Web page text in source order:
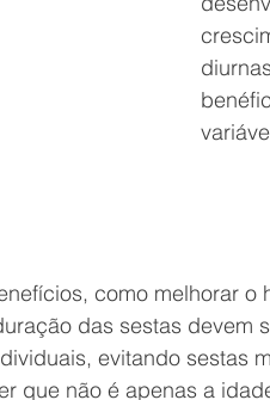
como melhorar o
das sestas devem
evitando sestas
que não é apenas a